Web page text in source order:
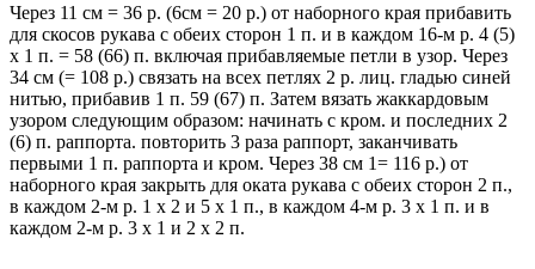
Через 11 см = 36 р. (6см = 20 р.) от наборного края прибавить
для скосов рукава с обеих сторон 1 п. и в каждом 16-м р. 4 (5)
х 1 п. = 58 (66) п. включая прибавляемые петли в узор. Через
34 см (= 108 р.) связать на всех петлях 2 р. лиц. гладью синей
нитью, прибавив 1 п. 59 (67) п. Затем вязать жаккардовым
узором следующим образом: начинать с кром. и последних 2
(6) п. раппорта. повторить 3 раза раппорт, заканчивать
первыми 1 п. раппорта и кром. Через 38 см 1= 116 р.) от
наборного края закрыть для оката рукава с обеих сторон 2 п.,
в каждом 2-м р. 1 х 2 и 5 х 1 п., в каждом 4-м р. 3 х 1 п. и в
каждом 2-м р. 3 х 1 и 2 х 2 п.